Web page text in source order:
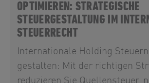
OPTIMIEREN: STRATEGISCHE
STEUERGESTALTUNG IM
STEUERRECHT
Internationale Holding
gestalten: Mit der richtigen
reduzieren Sie Quellensteuer,